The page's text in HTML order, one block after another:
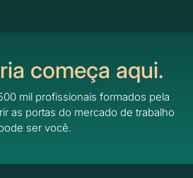
começa aqui.
mil profissionais formados pela
as portas do mercado de trabalho
ser você.